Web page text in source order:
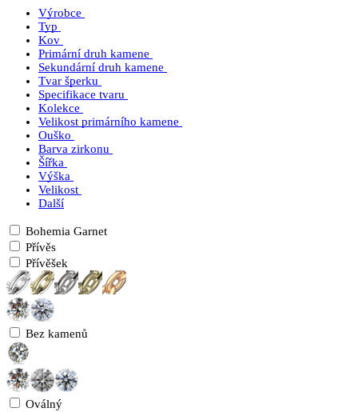
Výrobce
Typ
Kov
Primární druh kamene
Sekundární druh kamene
Tvar šperku
Specifikace tvaru
Kolekce
Velikost primárního kamene
Ouško
Barva zirkonu
Šířka
Výška
Velikost
Další
Bohemia Garnet
Přívěs
Přívěšek
Bez kamenů
Oválný